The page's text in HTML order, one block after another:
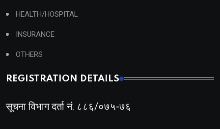
HEALTH/HOSPITAL
INSURANCE
OTHERS
REGISTRATION DETAILS
सूचना विभाग दर्ता नं. ८८६/०७५-७६